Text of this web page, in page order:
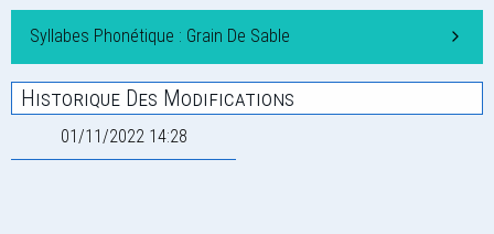
Syllabes Phonétique : Grain De Sable
Historique Des Modifications
01/11/2022 14:28